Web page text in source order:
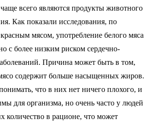
всего являются продукты животного
Как показали исследования, по
мясом, употребление белого мяса
с более низким риском сердечно-
Причина может быть в том,
содержит больше насыщенных жиров.
что в них нет ничего плохого, и
для организма, но очень часто у людей
количество в рационе, что может